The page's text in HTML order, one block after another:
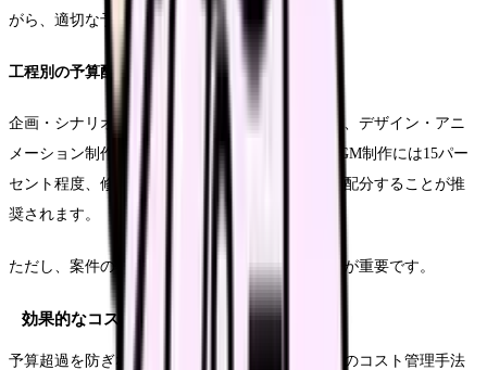
がら、適切な予算規模を決定していきます。
工程別の予算配分
企画・シナリオ作成には全体の20パーセント程度、デザイン・アニ
メーション制作には50パーセント程度、音声・BGM制作には15パー
セント程度、修正・調整には15パーセント程度を配分することが推
奨されます。
ただし、案件の特性に応じて柔軟に調整することが重要です。
効果的なコスト管理手法
予算超過を防ぎながら、高い品質を維持するためのコスト管理手法